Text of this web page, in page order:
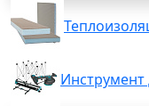
Инструмент